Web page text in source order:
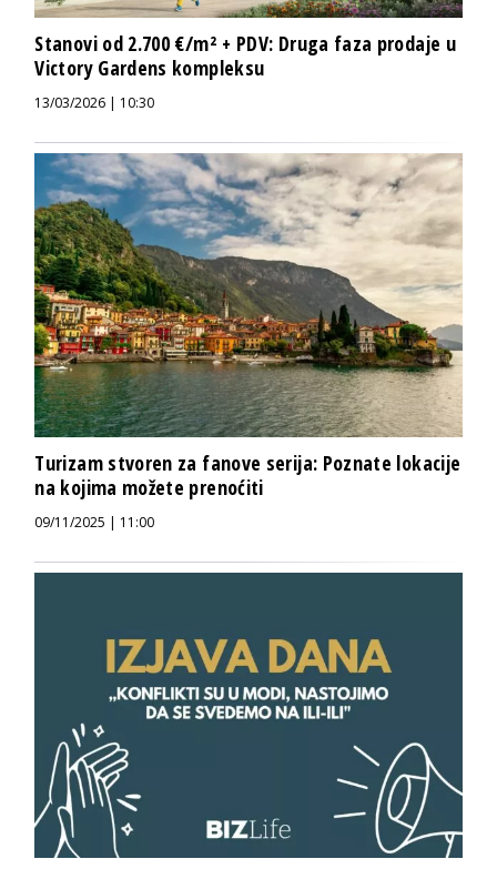
Stanovi od 2.700 €/m² + PDV: Druga faza prodaje u
Victory Gardens kompleksu
13/03/2026 | 10:30
Turizam stvoren za fanove serija: Poznate lokacije
na kojima možete prenoćiti
09/11/2025 | 11:00